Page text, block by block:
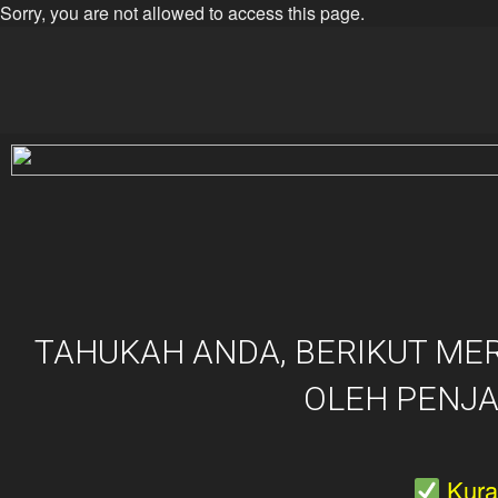
Sorry, you are not allowed to access this page.
TAHUKAH ANDA, BERIKUT
OLEH